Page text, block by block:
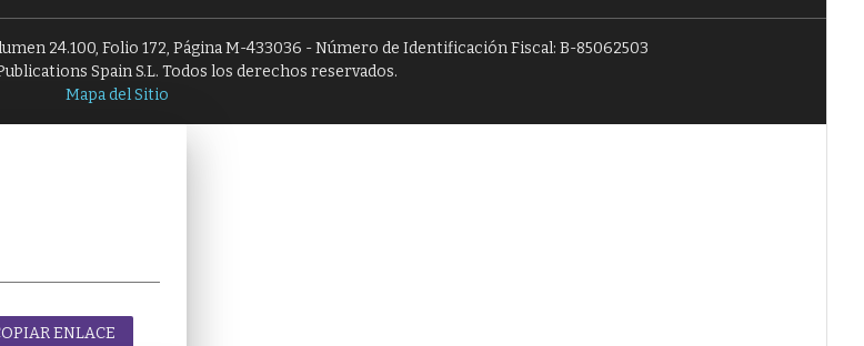
24.100, Folio 172, Página M-433036 - Número de Identificación Fiscal: B-85062503
Spain S.L. Todos los derechos reservados.
Mapa del Sitio
ENLACE